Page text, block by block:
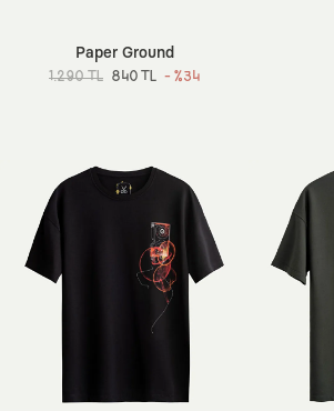
Paper Ground
1.290 TL 840 TL - %34